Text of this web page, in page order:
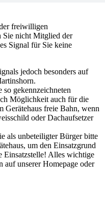
freiwilligen
Sie nicht Mitglied der
Signal für Sie keine
jedoch besonders auf
gekennzeichneten
Möglichkeit auch für die
Gerätehaus freie Bahn, wenn
oder Dachaufsetzer
als unbeteiligter Bürger bitte
um den Einsatzgrund
Einsatzstelle! Alles wichtige
auf unserer Homepage oder